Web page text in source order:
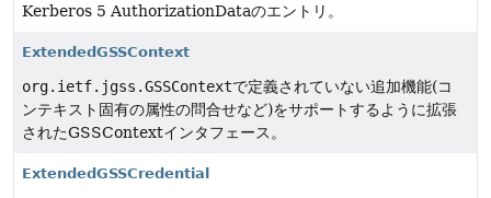
Kerberos 5 AuthorizationDataのエントリ。
ExtendedGSSContext
org.ietf.jgss.GSSContextで定義されていない追加機能(コ
ンテキスト固有の属性の問合せなど)をサポートするように拡張
されたGSSContextインタフェース。
ExtendedGSSCredential